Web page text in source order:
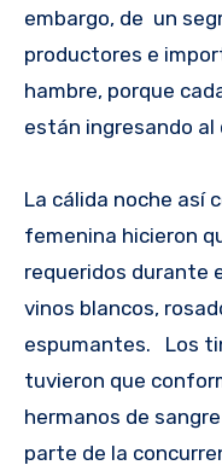
embargo, de un
productores e
hambre, porque
están ingresando al
La cálida noche así
femenina hicieron
requeridos durante
vinos blancos,
espumantes. Los
tuvieron que
hermanos de
parte de la